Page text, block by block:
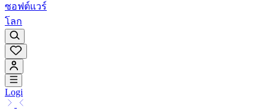
ซอฟต์แวร์
โลก
Logi